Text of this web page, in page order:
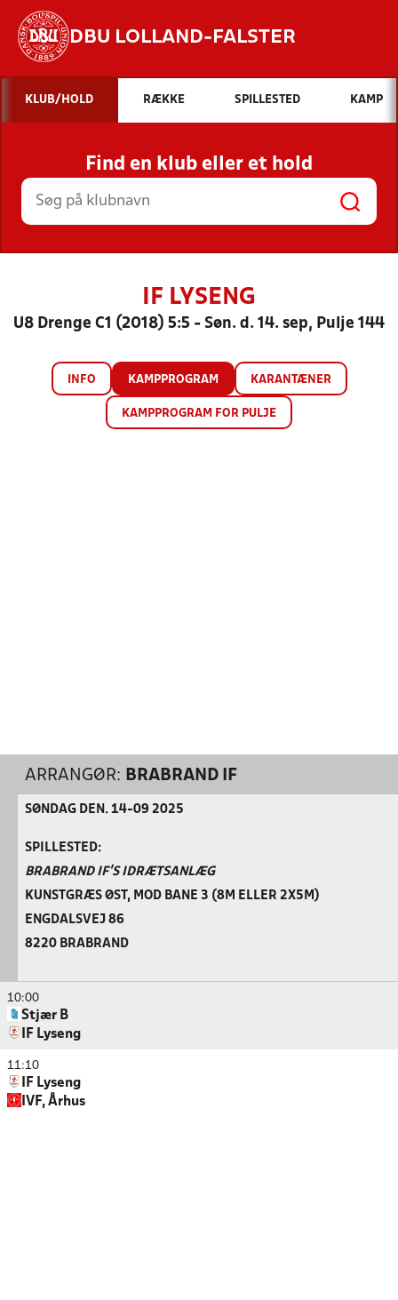
DBU LOLLAND-FALSTER
Hvad vil du søge efter?
INDHOLD OG NYHEDER
STILLINGER, RESULTATER, KLUBBER OG
HOLD
KLUB/HOLD RÆKKE SPILLESTED KAMP
Find en klub eller et hold
IF LYSENG
U8 Drenge C1 (2018) 5:5 - Søn. d. 14. sep, Pulje 144
INFO KAMPPROGRAM KARANTÆNER
KAMPPROGRAM FOR PULJE
ARRANGØR: BRABRAND IF
SØNDAG DEN. 14-09 2025
SPILLESTED:
BRABRAND IF'S IDRÆTSANLÆG
KUNSTGRÆS ØST, MOD BANE 3 (8M ELLER 2X5M)
ENGDALSVEJ 86
8220 BRABRAND
10:00
Stjær B
IF Lyseng
11:10
IF Lyseng
IVF, Århus